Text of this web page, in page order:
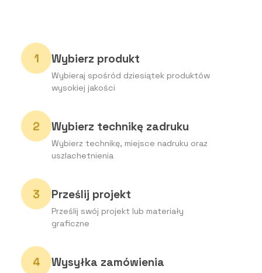
Wybierz produkt
Wybieraj spośród dziesiątek produktów
wysokiej jakości
Wybierz technikę zadruku
Wybierz technikę, miejsce nadruku oraz
uszlachetnienia
Prześlij projekt
Prześlij swój projekt lub materiały
graficzne
Wysyłka zamówienia